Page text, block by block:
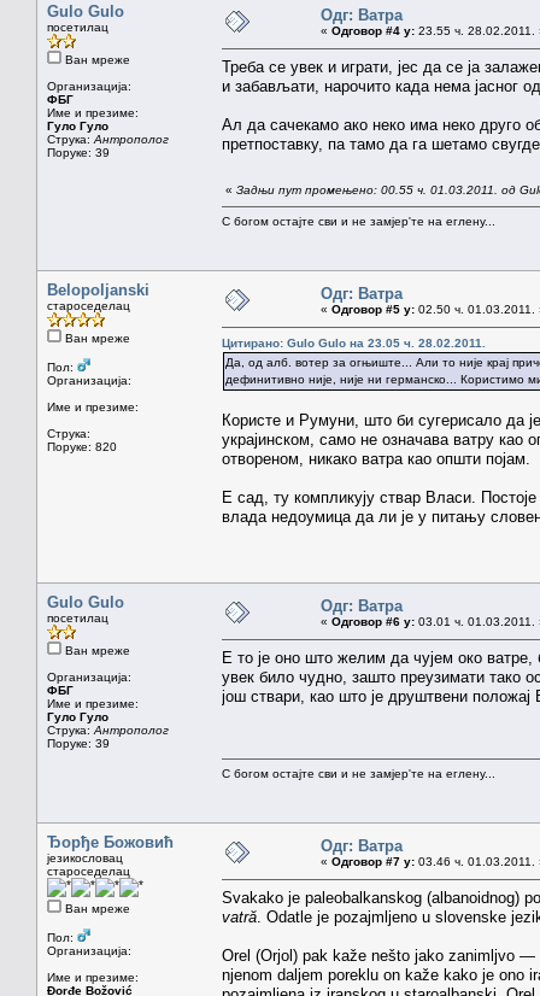
Gulo Gulo
посетилац
Ван мреже
Организација:
ФБГ
Име и презиме:
Гуло Гуло
Струка: Антрополог
Поруке: 39
Одг: Ватра
« Одговор #4 у: 23.55 ч. 28.02.2011.
Треба се увек и играти, јес да се ја
и забављати, нарочито када нема јасног
Ал да сачекамо ако неко има неко друго
претпоставку, па тамо да га шетамо
« Задњи пут промењено: 00.55 ч. 01.03.2011. од
С богом остајте сви и не замјер'те на еглену...
Belopoljanski
староседелац
Ван мреже
Пол:
Организација:
Име и презиме:
Струка:
Поруке: 820
Одг: Ватра
« Одговор #5 у: 02.50 ч. 01.03.2011.
Цитирано: Gulo Gulo на 23.05 ч. 28.02.2011.
Да, од алб. вотер за огњиште... Али то није крај
дефинитивно није, није ни германско... Користимо
Користе и Румуни, што би сугерисало да
украјинском, само не означава ватру као
отвореном, никако ватра као општи појам.
Е сад, ту компликују ствар Власи.
влада недоумица да ли је у питању
Gulo Gulo
посетилац
Ван мреже
Организација:
ФБГ
Име и презиме:
Гуло Гуло
Струка: Антрополог
Поруке: 39
Одг: Ватра
« Одговор #6 у: 03.01 ч. 01.03.2011.
Е то је оно што желим да чујем око
увек било чудно, зашто преузимати тако
још ствари, као што је друштвени
С богом остајте сви и не замјер'те на еглену...
Ђорђе Божовић
језикословац
староседелац
Ван мреже
Пол:
Организација:
Име и презиме:
Đorđe Božović
Одг: Ватра
« Одговор #7 у: 03.46 ч. 01.03.2011.
Svakako je paleobalkanskog (albanoidnog)
vatră . Odatle je pozajmljeno u slovenske
Orel (Orjol) pak kaže nešto jako zanimljvo
njenom daljem poreklu on kaže kako je ono